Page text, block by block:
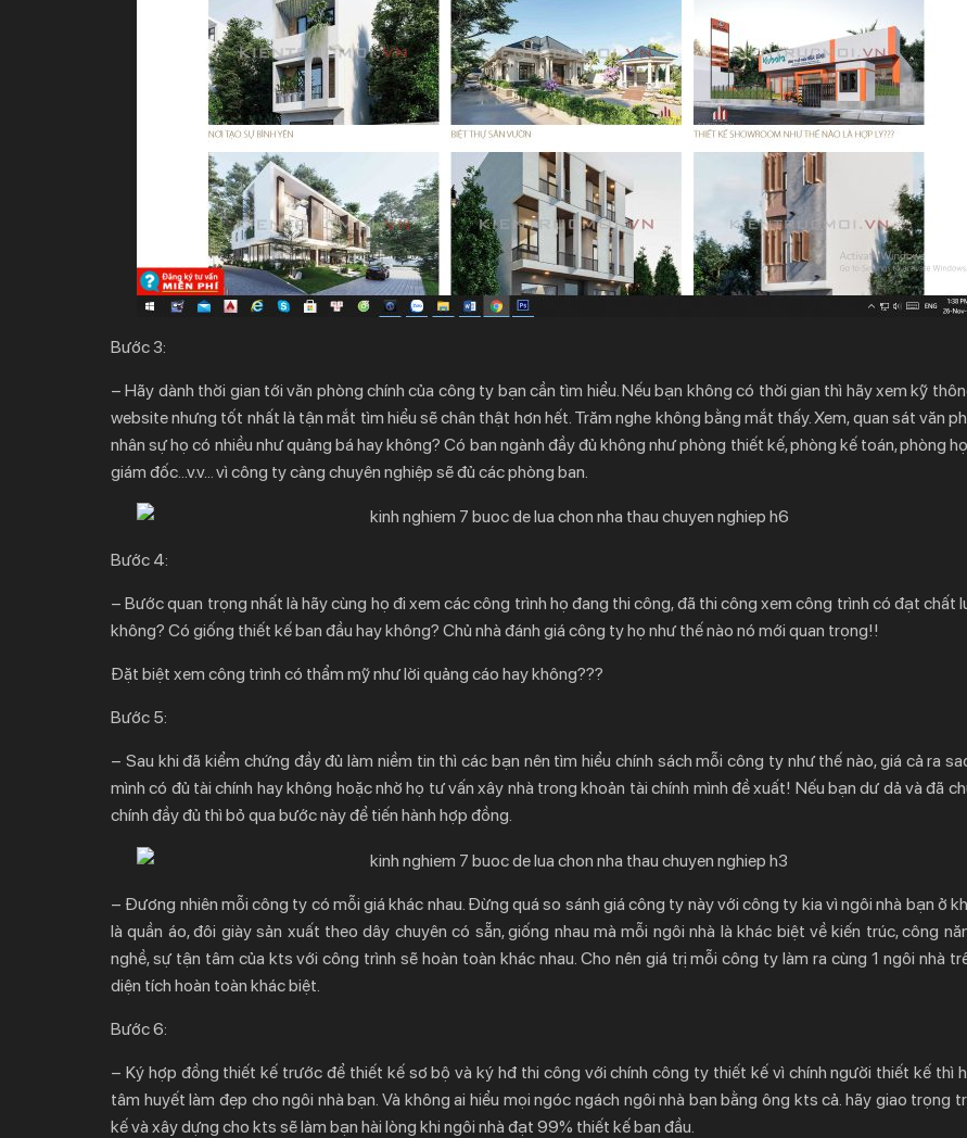
Bước 3:
– Hãy dành thời gian tới văn phòng chính của công ty bạn cần tìm hiểu. Nếu bạn không có thời gian thì hãy xem kỹ
website nhưng tốt nhất là tận mắt tìm hiểu sẽ chân thật hơn hết. Trăm nghe không bằng mắt thấy. Xem, quan sát văn
nhân sự họ có nhiều như quảng bá hay không? Có ban ngành đầy đủ không như phòng thiết kế, phòng kế toán, phòng
giám đốc…v.v… vì công ty càng chuyên nghiệp sẽ đủ các phòng ban.
Bước 4:
– Bước quan trọng nhất là hãy cùng họ đi xem các công trình họ đang thi công, đã thi công xem công trình có đạt chất
không? Có giống thiết kế ban đầu hay không? Chủ nhà đánh giá công ty họ như thế nào nó mới quan trọng!!
Đặt biệt xem công trình có thẩm mỹ như lời quảng cáo hay không???
Bước 5:
– Sau khi đã kiểm chứng đầy đủ làm niềm tin thì các bạn nên tìm hiểu chính sách mỗi công ty như thế nào, giá cả ra
mình có đủ tài chính hay không hoặc nhờ họ tư vấn xây nhà trong khoản tài chính mình đề xuất! Nếu bạn dư dả và đã
chính đầy đủ thì bỏ qua bước này để tiến hành hợp đồng.
– Đương nhiên mỗi công ty có mỗi giá khác nhau. Đừng quá so sánh giá công ty này với công ty kia vì ngôi nhà bạn ở
là quần áo, đôi giày sản xuất theo dây chuyên có sẵn, giống nhau mà mỗi ngôi nhà là khác biệt về kiến trúc, công
nghề, sự tận tâm của kts với công trình sẽ hoàn toàn khác nhau. Cho nên giá trị mỗi công ty làm ra cùng 1 ngôi nhà
diện tích hoàn toàn khác biệt.
Bước 6:
– Ký hợp đồng thiết kế trước để thiết kế sơ bộ và ký hđ thi công với chính công ty thiết kế vì chính người thiết kế thì
tâm huyết làm đẹp cho ngôi nhà bạn. Và không ai hiểu mọi ngóc ngách ngôi nhà bạn bằng ông kts cả. hãy giao trọng
kế và xây dựng cho kts sẽ làm bạn hài lòng khi ngôi nhà đạt 99% thiết kế ban đầu.